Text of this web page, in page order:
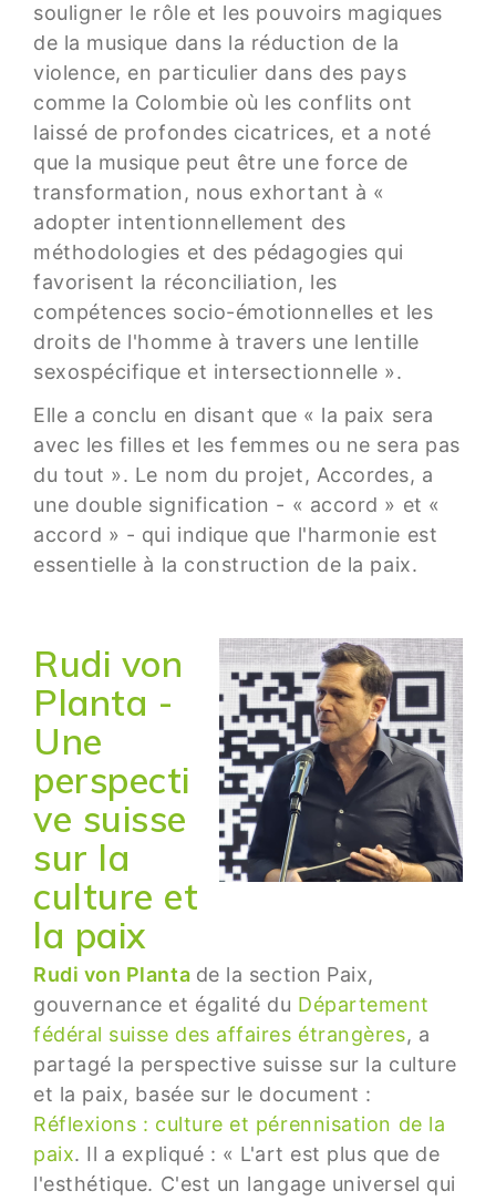
souligner le rôle et les pouvoirs magiques
de la musique dans la réduction de la
violence, en particulier dans des pays
comme la Colombie où les conflits ont
laissé de profondes cicatrices, et a noté
que la musique peut être une force de
transformation, nous exhortant à «
adopter intentionnellement des
méthodologies et des pédagogies qui
favorisent la réconciliation, les
compétences socio-émotionnelles et les
droits de l'homme à travers une lentille
sexospécifique et intersectionnelle ».
Elle a conclu en disant que « la paix sera
avec les filles et les femmes ou ne sera pas
du tout ». Le nom du projet, Accordes, a
une double signification - « accord » et «
accord » - qui indique que l'harmonie est
essentielle à la construction de la paix.
Rudi von
Planta -
Une
perspecti
ve suisse
sur la
culture et
la paix
Rudi von Planta de la section Paix,
gouvernance et égalité du Département
fédéral suisse des affaires étrangères, a
partagé la perspective suisse sur la culture
et la paix, basée sur le document :
Réflexions : culture et pérennisation de la
paix. Il a expliqué : « L'art est plus que de
l'esthétique. C'est un langage universel qui